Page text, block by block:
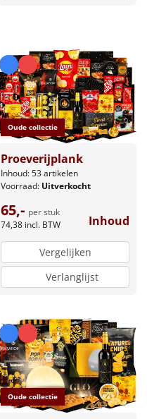
Oude collectie
Proeverijplank
Inhoud: 53 artikelen
Voorraad: Uitverkocht
65,- per stuk
74,38 incl. BTW Inhoud
Vergelijken
Verlanglijst
Oude collectie